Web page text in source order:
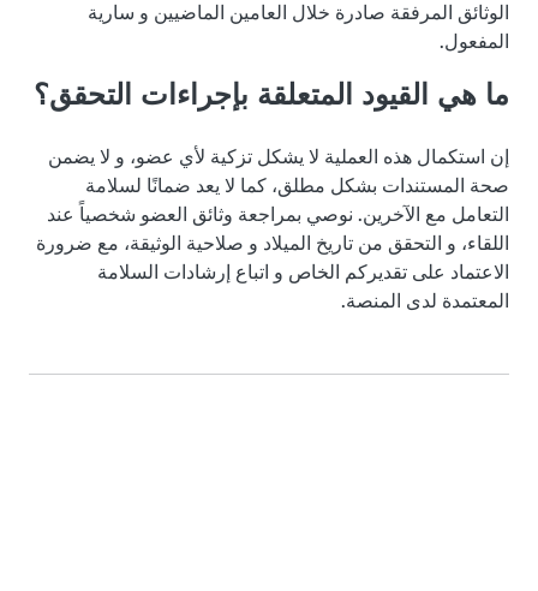
الوثائق المرفقة صادرة خلال العامين الماضيين و سارية
المفعول.
ما هي القيود المتعلقة بإجراءات التحقق؟
إن استكمال هذه العملية لا يشكل تزكية لأي عضو، و لا يضمن
صحة المستندات بشكل مطلق، كما لا يعد ضمانًا لسلامة
التعامل مع الآخرين. نوصي بمراجعة وثائق العضو شخصياً عند
اللقاء، و التحقق من تاريخ الميلاد و صلاحية الوثيقة، مع ضرورة
الاعتماد على تقديركم الخاص و اتباع إرشادات السلامة
المعتمدة لدى المنصة.